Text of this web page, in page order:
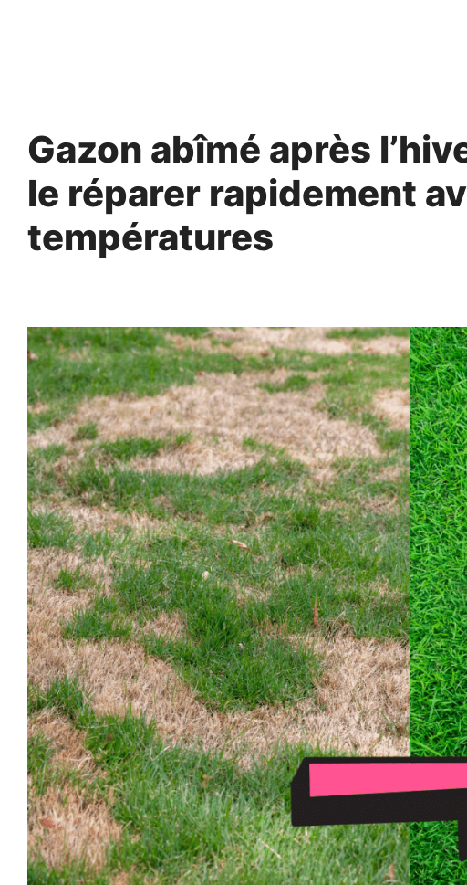
Gazon abîmé après
le réparer rapidement
températures